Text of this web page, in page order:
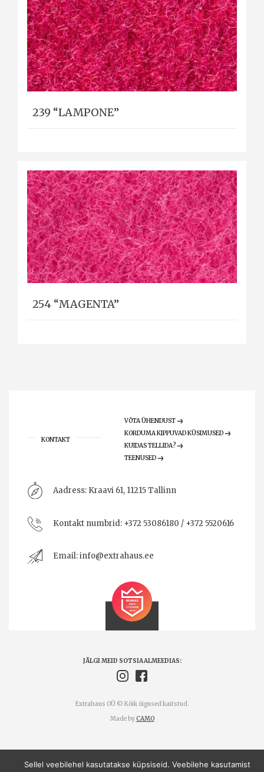
239 “LAMPONE”
254 “MAGENTA”
KONTAKT
VÕTA ÜHENDUST
KORDUMA KIPPUVAD KÜSIMUSED
KUIDAS TELLIDA?
TEENUSED
Aadress: Kraavi 61, 11215 Tallinn
Kontakt numbrid: +372 53086180 / +372 5520616
Email:info@extrahaus.ee
Extrahaus OÜ © Kõik õigused kaitstud.
JÄLGI MEID SOTSIAALMEEDIAS:
Made by CAMO
Sellel veebilehel kasutatakse küpsiseid. Veebilehe kasutamist